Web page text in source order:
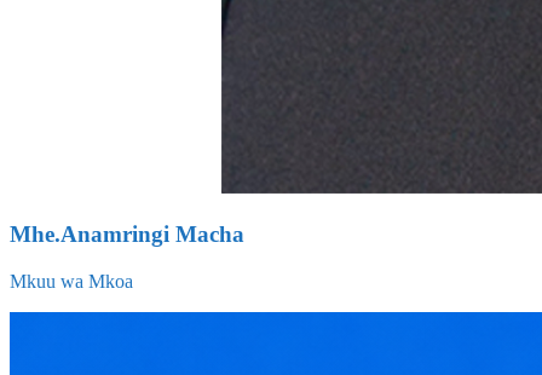
Mhe.Anamringi Macha
Mkuu wa Mkoa